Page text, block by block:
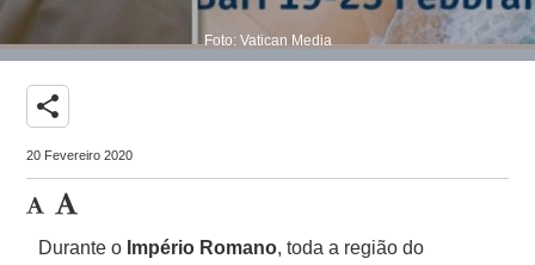
Foto: Vatican Media
share
20 Fevereiro 2020
Durante o Império Romano, toda a região do